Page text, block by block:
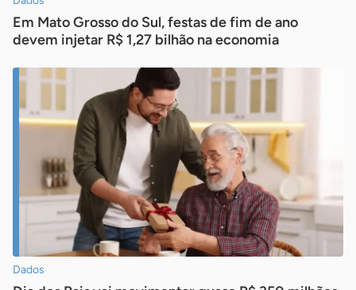
Em Mato Grosso do Sul, festas de fim de ano
devem injetar R$ 1,27 bilhão na economia
Dados